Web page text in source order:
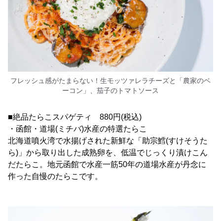
フレッシュ感がたまらない！生モッツァレラチーズと「農家のベ
ーコン」、茄子のトマトソース
■絶品たらこスパゲティ 880円(税込)
・函館・道場(ミチバ)水産の特選たらこ
北海道噴火湾で水揚げされた新鮮な「助宗鱈(すけそうた
ら)」から取り出した成熟卵を、低温でじっくり漬けこん
だたらこ。地元函館で水産一筋50年の道場水産が丹念に
作った自慢のたらこです。